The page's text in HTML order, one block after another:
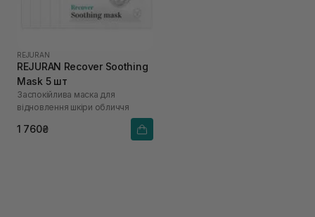
REJURAN
REJURAN Recover Soothing
Mask 5 шт
Заспокійлива маска для
відновлення шкіри обличчя
1 760₴